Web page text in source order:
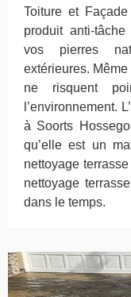
Toiture et
produit anti-
vos pierres
extérieures.
ne risquent
l’environnement.
à Soorts
qu’elle est un
nettoyage
nettoyage
dans le temps.